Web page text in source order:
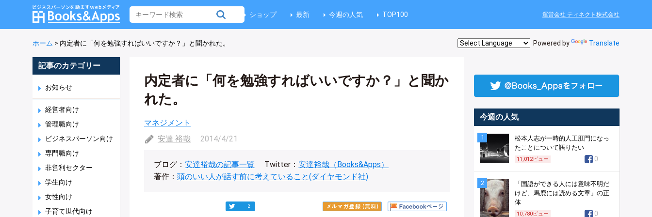
ショップ 最新 今週の人気 TOP100 運営会社 ティネクト株式会社
ホーム > 内定者に「何を勉強すればいいですか？」と聞かれた。 Powered by Translate
記事のカテゴリー
お知らせ
経営者向け
管理職向け
ビジネスパーソン向け
専門職向け
非営利セクター
学生向け
女性向け
子育て世代向け
内定者に「何を勉強すればいいですか？」と聞か
れた。
マネジメント
安達 裕哉
2014/4/21
ブログ： 安達裕哉の記事一覧 Twitter： 安達裕哉（Books&Apps）
著作： 頭のいい人が話す前に考えていること(ダイヤモンド社)
2
今週の人気
1
松本人志が一時的人工肛門になっ
たことについて語りたい
11,012ビュー 0
2
「国語ができる人には意味不明だ
けど、馬鹿には読める文章」の正
体
10,780ビュー 0